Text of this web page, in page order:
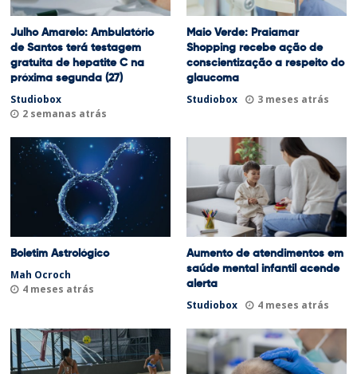
Julho Amarelo: Ambulatório
de Santos terá testagem
gratuita de hepatite C na
próxima segunda (27)
Studiobox
2 semanas atrás
Maio Verde: Praiamar
Shopping recebe ação de
conscientização a respeito do
glaucoma
Studiobox 3 meses atrás
Boletim Astrológico
Mah Ocroch
4 meses atrás
Aumento de atendimentos em
saúde mental infantil acende
alerta
Studiobox 4 meses atrás